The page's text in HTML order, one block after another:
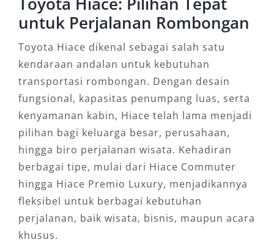
untuk Perjalanan Rombongan
Toyota Hiace dikenal sebagai salah satu
kendaraan andalan untuk kebutuhan
transportasi rombongan. Dengan desain
fungsional, kapasitas penumpang luas, serta
kenyamanan kabin, Hiace telah lama menjadi
pilihan bagi keluarga besar, perusahaan,
hingga biro perjalanan wisata. Kehadiran
berbagai tipe, mulai dari Hiace Commuter
hingga Hiace Premio Luxury, menjadikannya
fleksibel untuk berbagai kebutuhan
perjalanan, baik wisata, bisnis, maupun acara
khusus.